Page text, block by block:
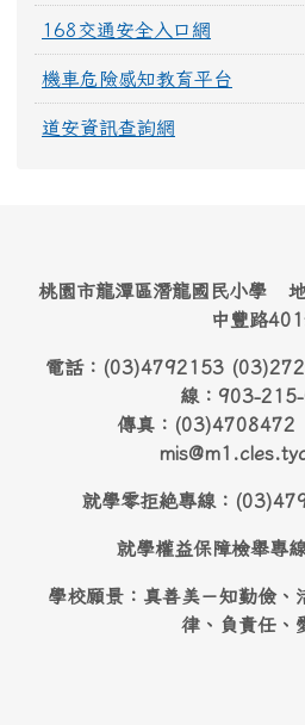
168交通安全入口網
機車危險感知教育平台
道安資訊查詢網
桃園市龍潭區潛龍國民小學
中豐路
電話：(03)4792153
線：903-
傳真：
就學零拒絶專線：
就學權益保障檢舉專
學校願景：真善美－知勤儉、
律、負責任、